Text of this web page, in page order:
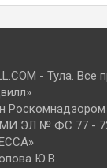
- Тула.
Роскомнадзором
ЭЛ № ФС 77 -
Ю.В.